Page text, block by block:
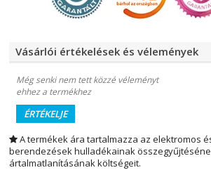
Vásárlói értékelések és vélemények
Még senki nem tett közzé véleményt
ehhez a termékhez
ÉRTÉKELJE
A termékek ára tartalmazza az elektromos
berendezések hulladékainak
ártalmatlanításának költségeit.